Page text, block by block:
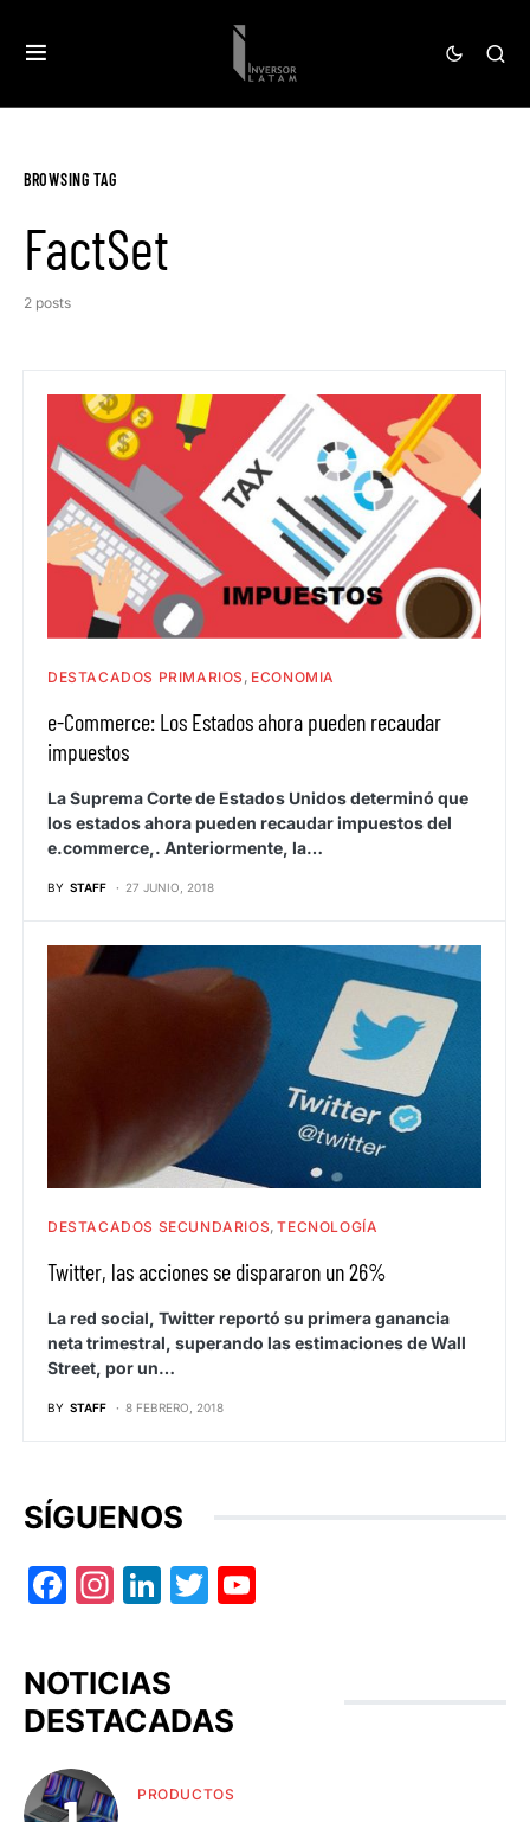
BROWSING TAG
FactSet
2 posts
DESTACADOS PRIMARIOS ECONOMIA
e-Commerce: Los Estados ahora pueden recaudar
impuestos
La Suprema Corte de Estados Unidos determinó que
los estados ahora pueden recaudar impuestos del
e.commerce,. Anteriormente, la…
BY STAFF 27 JUNIO, 2018
DESTACADOS SECUNDARIOS TECNOLOGÍA
Twitter, las acciones se dispararon un 26%
La red social, Twitter reportó su primera ganancia
neta trimestral, superando las estimaciones de Wall
Street, por un…
BY STAFF 8 FEBRERO, 2018
SÍGUENOS
Facebook
Instagram
LinkedIn
Twitter
NOTICIAS
DESTACADAS
PRODUCTOS